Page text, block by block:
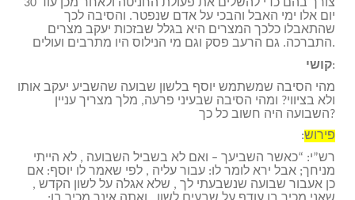
צורך בהם כדי להשלים את פעולת החניטה ולאחר מכן עוד 30
יום אלו ימי האבל והבכי על אדם שנפטר. והסיבה לכך
שהתאבלו כלכך המצרים היא בגלל שבזכות יעקב מצרים
התברכה. גם הרעב פסק וגם מי הנילוס היו מתרבים ועולים.
קושי:
מהי הסיבה שמשתמש יוסף בלשון שבועה שהשביע יעקב אותו
ולא בציווי? ומהי הסיבה שבעיני פרעה, מלך מצריך עניין
השבועה היה חשוב כל כך?
פירוש:
רש”י: “כאשר השביעך – ואם לא בשביל השבועה , לא הייתי
מניחך; אבל ירא לומר לו: עבור עליה , לפי שאמר לו יוסף: אם
כן אעבור שבועה שנשבעתי לך , שלא אגלה על לשון הקדש ,